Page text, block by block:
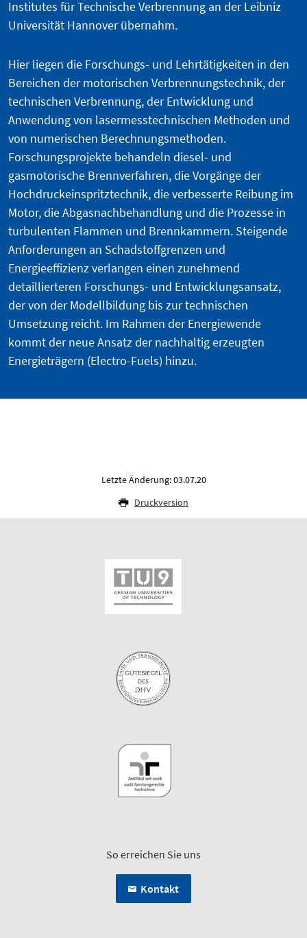
Institutes für Technische Verbrennung an der Leibniz
Universität Hannover übernahm.
Hier liegen die Forschungs- und Lehrtätigkeiten in den
Bereichen der motorischen Verbrennungstechnik, der
technischen Verbrennung, der Entwicklung und
Anwendung von lasermesstechnischen Methoden und
von numerischen Berechnungsmethoden.
Forschungsprojekte behandeln diesel- und
gasmotorische Brennverfahren, die Vorgänge der
Hochdruckeinspritztechnik, die verbesserte Reibung im
Motor, die Abgasnachbehandlung und die Prozesse in
turbulenten Flammen und Brennkammern. Steigende
Anforderungen an Schadstoffgrenzen und
Energieeffizienz verlangen einen zunehmend
detaillierteren Forschungs- und Entwicklungsansatz,
der von der Modellbildung bis zur technischen
Umsetzung reicht. Im Rahmen der Energiewende
kommt der neue Ansatz der nachhaltig erzeugten
Energieträgern (Electro-Fuels) hinzu.
Letzte Änderung: 03.07.20
Druckversion
So erreichen Sie uns
Kontakt